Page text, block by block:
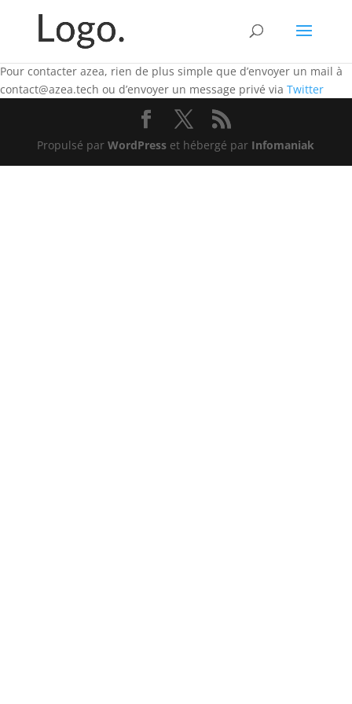
Pour contacter azea, rien de plus simple que d’envoyer un mail à
contact@azea.tech ou d’envoyer un message privé via Twitter
Propulsé parWordPress et hébergé par Infomaniak